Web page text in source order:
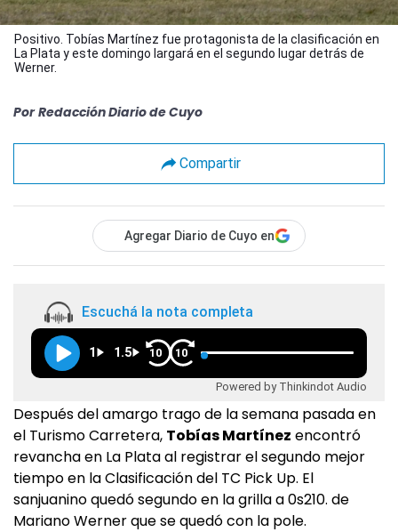
Positivo. Tobías Martínez fue protagonista de la clasificación en
La Plata y este domingo largará en el segundo lugar detrás de
Werner.
Por Redacción Diario de Cuyo
Compartir
Agregar Diario de Cuyo en
Escuchá la nota completa
1 1.5 10 10
Powered by Thinkindot Audio
Después del amargo trago de la semana pasada en
el Turismo Carretera, Tobías Martínez encontró
revancha en La Plata al registrar el segundo mejor
tiempo en la Clasificación del TC Pick Up. El
sanjuanino quedó segundo en la grilla a 0s210. de
Mariano Werner que se quedó con la pole.